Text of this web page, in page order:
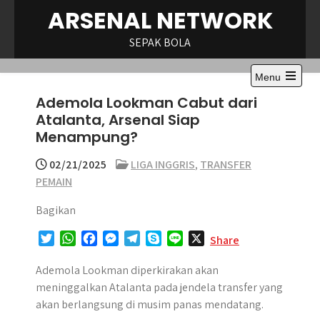
ARSENAL NETWORK
SEPAK BOLA
Menu
Open
Ademola Lookman Cabut dari
Atalanta, Arsenal Siap
Menampung?
02/21/2025 LIGA INGGRIS, TRANSFER
PEMAIN
Bagikan
i
t
t
W
a
t
s
c
e
b
s
s
e
l
e
g
y
p
e
n
e
Share
Ademola Lookman diperkirakan akan
meninggalkan Atalanta pada jendela transfer yang
akan berlangsung di musim panas mendatang.